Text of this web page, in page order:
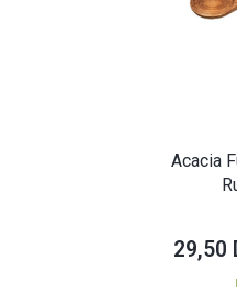
Acacia
29,50